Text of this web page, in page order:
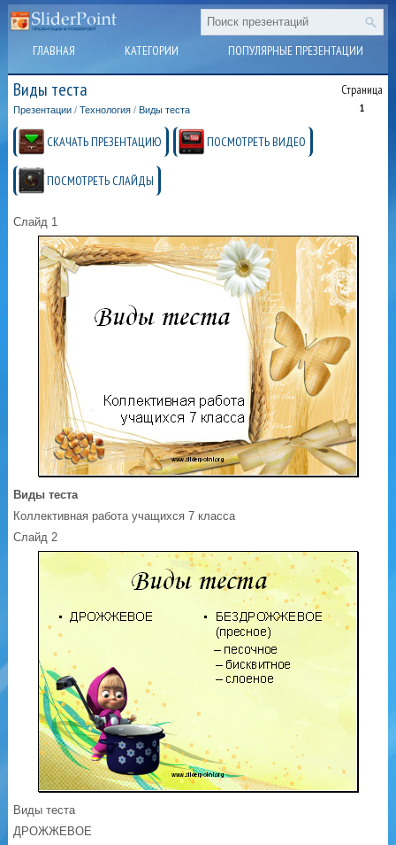
ГЛАВНАЯ КАТЕГОРИИ ПОПУЛЯРНЫЕ ПРЕЗЕНТАЦИИ
Виды теста Страница
1
Презентации /Технология / Виды теста
СКАЧАТЬ ПРЕЗЕНТАЦИЮ ПОСМОТРЕТЬ ВИДЕО
ПОСМОТРЕТЬ СЛАЙДЫ
Слайд 1
Виды теста
Коллективная работа учащихся 7 класса
Слайд 2
Виды теста
ДРОЖЖЕВОЕ